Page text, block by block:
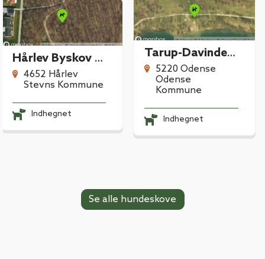
Hårlev Byskov Hundeskov
4652 Hårlev
Stevns Kommune
Indhegnet
Tarup-Davinde Hundeskov
5220 Odense
Odense
Kommune
Indhegnet
Se alle hundeskove